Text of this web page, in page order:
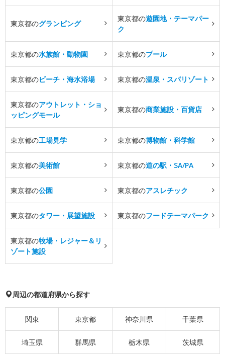
東京都のグランピング
東京都の遊園地・テーマパー
ク
東京都の水族館・動物園 東京都のプール
東京都のビーチ・海水浴場 東京都の温泉・スパリゾート
東京都のアウトレット・ショ
ッピングモール
東京都の商業施設・百貨店
東京都の工場見学 東京都の博物館・科学館
東京都の美術館 東京都の道の駅・SA/PA
東京都の公園 東京都のアスレチック
東京都のタワー・展望施設 東京都のフードテーマパーク
東京都の牧場・レジャー＆リ
ゾート施設
周辺の都道府県から探す
関東 東京都 神奈川県 千葉県
埼玉県 群馬県 栃木県 茨城県